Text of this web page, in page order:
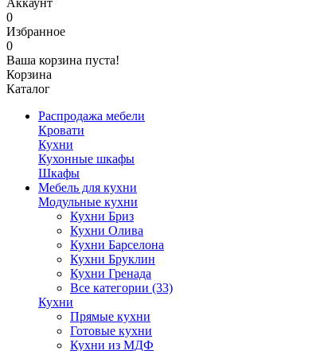
Аккаунт
0
Избранное
0
Ваша корзина пуста!
Корзина
Каталог
Распродажа мебели
Кровати
Кухни
Кухонные шкафы
Шкафы
Мебель для кухни
Модульные кухни
Кухни Бриз
Кухни Олива
Кухни Барселона
Кухни Бруклин
Кухни Гренада
Все категории (33)
Кухни
Прямые кухни
Готовые кухни
Кухни из МДФ